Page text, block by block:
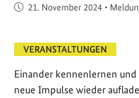
Veröffentlicht am
21. November 2024 •
VERANSTALTUNGEN
Einander kennenlernen
neue Impulse wieder